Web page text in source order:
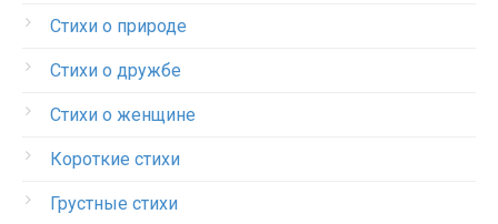
Стихи о природе
Стихи о дружбе
Стихи о женщине
Короткие стихи
Грустные стихи